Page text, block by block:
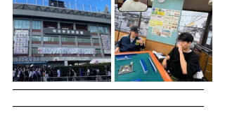
―――――――――――――――――
―――――――――――――――――